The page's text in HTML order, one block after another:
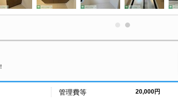
管理費等 20,000円